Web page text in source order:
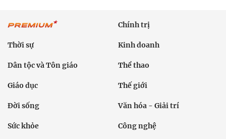
Chính trị
Thời sự Kinh doanh
Dân tộc và Tôn giáo Thể thao
Giáo dục Thế giới
Đời sống Văn hóa - Giải trí
Sức khỏe Công nghệ